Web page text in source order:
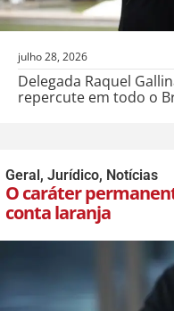
julho 28, 2026
Delegada Raquel
repercute em todo o
Geral, Jurídico, Notícias
O caráter
conta laranja